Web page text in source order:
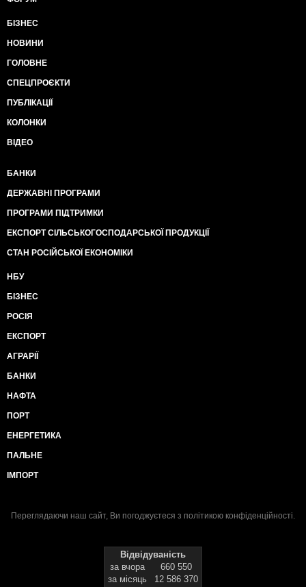
БІЗНЕС
НОВИНИ
ГОЛОВНЕ
СПЕЦПРОЄКТИ
ПУБЛІКАЦІЇ
КОЛОНКИ
ВІДЕО
БАНКИ
ДЕРЖАВНІ ПРОГРАМИ
ПРОГРАМИ ПІДТРИМКИ
ЕКСПОРТ СІЛЬСЬКОГОСПОДАРСЬКОЇ ПРОДУКЦІЇ
СТАН РОСІЙСЬКОЇ ЕКОНОМІКИ
НБУ
БІЗНЕС
РОСІЯ
ЕКСПОРТ
АГРАРІЇ
БАНКИ
НАФТА
ПОРТ
ЕНЕРГЕТИКА
ПАЛЬНЕ
ІМПОРТ
Переглядаючи наш сайт, Ви погоджуєтеся з політикою конфіденційності.
Відвідуваність
за вчора
660 550
за місяць
12 586 370